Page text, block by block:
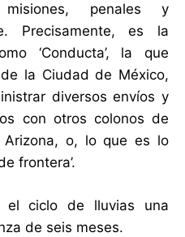
misiones, penales y
Precisamente, es la
‘Conducta’, la que
la Ciudad de México,
diversos envíos y
con otros colonos de
Arizona, o, lo que es lo
frontera’.
el ciclo de lluvias una
de seis meses.